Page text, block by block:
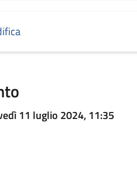
11 luglio 2024, 11:35